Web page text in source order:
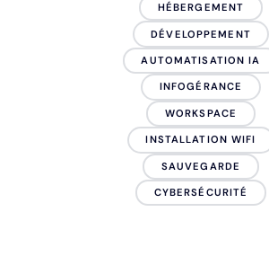
HÉBERGEMENT
DÉVELOPPEMENT
AUTOMATISATION IA
INFOGÉRANCE
WORKSPACE
INSTALLATION WIFI
SAUVEGARDE
CYBERSÉCURITÉ